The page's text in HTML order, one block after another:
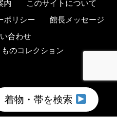
内
このサイトについて
ポリシー
館長メッセージ
合わせ
のコレクション
着物・帯を検索